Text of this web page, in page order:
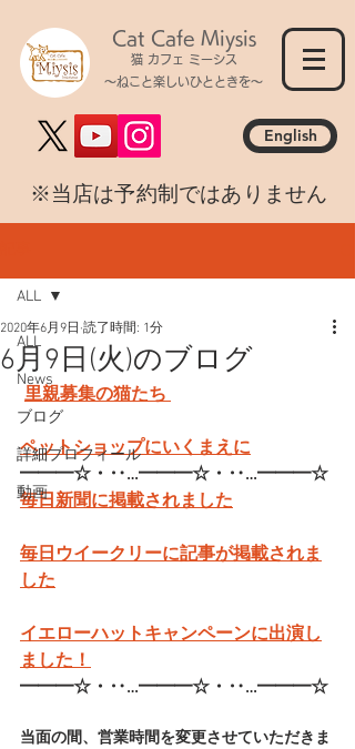
Cat Cafe Miysis
猫 カフェ ミーシス
～ねこと楽しいひとときを～
English
​※当店は予約制ではありません
ALL
News
ブログ
詳細プロフィール
動画
ALL
6月9日(火)のブログ
2020年6月9日 読了時間: 1分
里親募集の猫たち
ペットショップにいくまえに
━━━☆・‥…━━━☆・‥…━━━☆
毎日新聞に掲載されました
毎日ウイークリーに記事が掲載されま
した
イエローハットキャンペーンに出演し
ました！
━━━☆・‥…━━━☆・‥…━━━☆
当面の間、営業時間を変更させていただきま